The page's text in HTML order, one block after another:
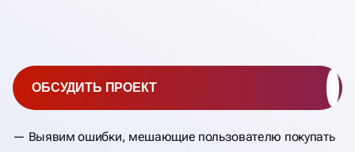
Выявим ошибки, мешающие пользователю покупать
ОБСУДИТЬ ПРОЕКТ